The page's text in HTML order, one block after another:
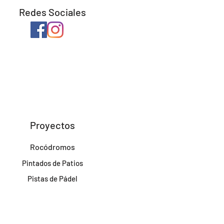
Redes Sociales
Proyectos
Rocódromos
Pintados de Patios
Pistas de Pádel